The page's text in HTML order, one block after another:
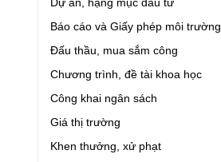
Báo cáo và Giấy phép môi trường
Đấu thầu, mua sắm công
Chương trình, đề tài khoa học
Công khai ngân sách
Giá thị trường
Khen thưởng, xử phạt